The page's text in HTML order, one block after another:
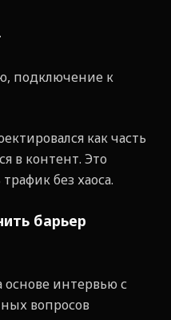
подключение к
как часть
в контент. Это
без хаоса.
барьер
основе интервью с
вопросов